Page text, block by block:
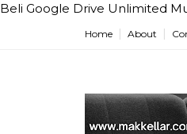
Beli Google Drive Unlimited
Home About